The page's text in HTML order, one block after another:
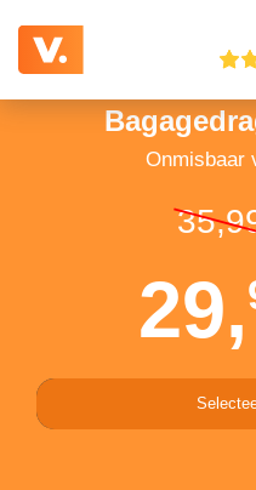
Onmisbaar
29,